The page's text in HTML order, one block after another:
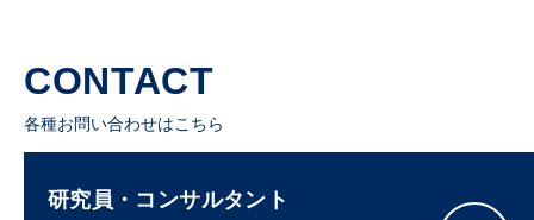
CONTACT
各種お問い合わせはこちら
研究員・コンサルタント